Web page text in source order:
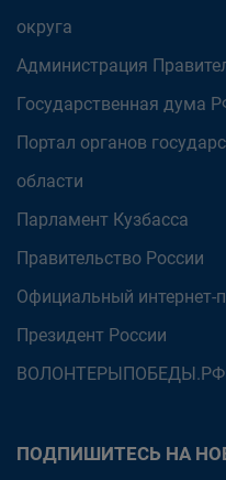
округа
Администрация
Государственная дума
Портал органов
области
Парламент Кузбасса
Правительство России
Официальный интернет-
Президент России
ВОЛОНТЕРЫПОБЕДЫ.РФ
ПОДПИШИТЕСЬ НА